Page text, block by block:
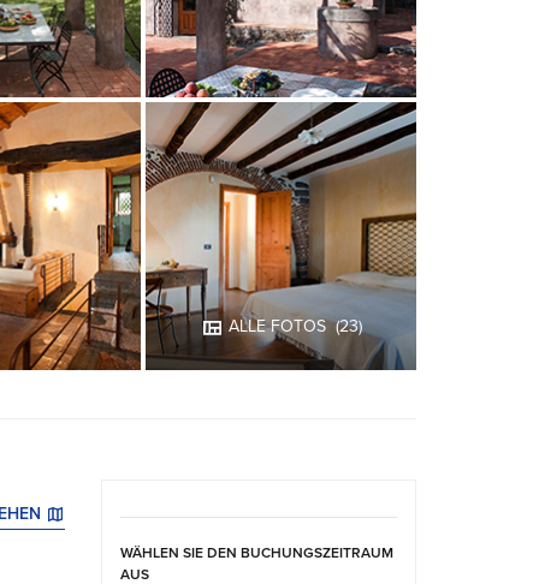
ALLE FOTOS (23)
WÄHLEN SIE DEN BUCHUNGSZEITRAUM
AUS